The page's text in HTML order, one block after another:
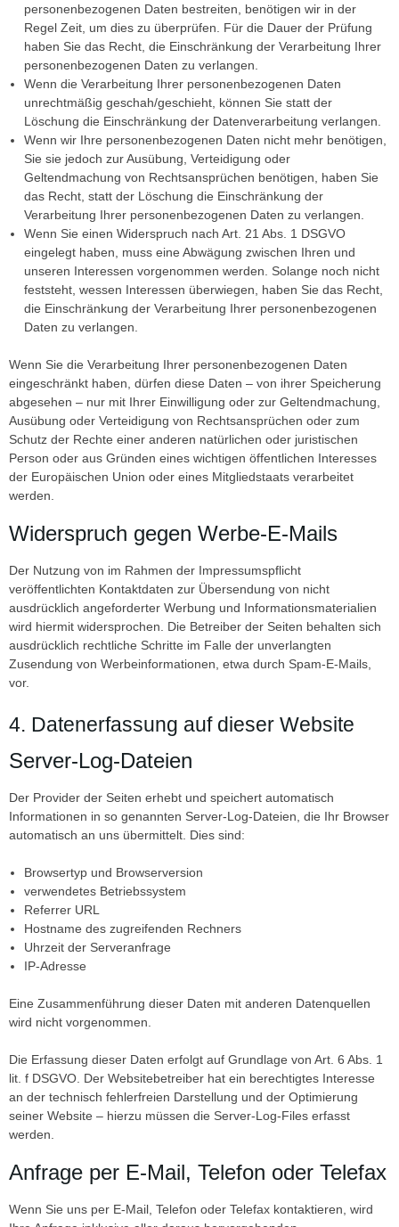
personenbezogenen Daten bestreiten, benötigen wir in der
Regel Zeit, um dies zu überprüfen. Für die Dauer der Prüfung
haben Sie das Recht, die Einschränkung der Verarbeitung Ihrer
personenbezogenen Daten zu verlangen.
Wenn die Verarbeitung Ihrer personenbezogenen Daten
unrechtmäßig geschah/geschieht, können Sie statt der
Löschung die Einschränkung der Datenverarbeitung verlangen.
Wenn wir Ihre personenbezogenen Daten nicht mehr benötigen,
Sie sie jedoch zur Ausübung, Verteidigung oder
Geltendmachung von Rechtsansprüchen benötigen, haben Sie
das Recht, statt der Löschung die Einschränkung der
Verarbeitung Ihrer personenbezogenen Daten zu verlangen.
Wenn Sie einen Widerspruch nach Art. 21 Abs. 1 DSGVO
eingelegt haben, muss eine Abwägung zwischen Ihren und
unseren Interessen vorgenommen werden. Solange noch nicht
feststeht, wessen Interessen überwiegen, haben Sie das Recht,
die Einschränkung der Verarbeitung Ihrer personenbezogenen
Daten zu verlangen.
Wenn Sie die Verarbeitung Ihrer personenbezogenen Daten
eingeschränkt haben, dürfen diese Daten – von ihrer Speicherung
abgesehen – nur mit Ihrer Einwilligung oder zur Geltendmachung,
Ausübung oder Verteidigung von Rechtsansprüchen oder zum
Schutz der Rechte einer anderen natürlichen oder juristischen
Person oder aus Gründen eines wichtigen öffentlichen Interesses
der Europäischen Union oder eines Mitgliedstaats verarbeitet
werden.
Widerspruch gegen Werbe-E-Mails
Der Nutzung von im Rahmen der Impressumspflicht
veröffentlichten Kontaktdaten zur Übersendung von nicht
ausdrücklich angeforderter Werbung und Informationsmaterialien
wird hiermit widersprochen. Die Betreiber der Seiten behalten sich
ausdrücklich rechtliche Schritte im Falle der unverlangten
Zusendung von Werbeinformationen, etwa durch Spam-E-Mails,
vor.
4. Datenerfassung auf dieser Website
Server-Log-Dateien
Der Provider der Seiten erhebt und speichert automatisch
Informationen in so genannten Server-Log-Dateien, die Ihr Browser
automatisch an uns übermittelt. Dies sind:
Browsertyp und Browserversion
verwendetes Betriebssystem
Referrer URL
Hostname des zugreifenden Rechners
Uhrzeit der Serveranfrage
IP-Adresse
Eine Zusammenführung dieser Daten mit anderen Datenquellen
wird nicht vorgenommen.
Die Erfassung dieser Daten erfolgt auf Grundlage von Art. 6 Abs. 1
lit. f DSGVO. Der Websitebetreiber hat ein berechtigtes Interesse
an der technisch fehlerfreien Darstellung und der Optimierung
seiner Website – hierzu müssen die Server-Log-Files erfasst
werden.
Anfrage per E-Mail, Telefon oder Telefax
Wenn Sie uns per E-Mail, Telefon oder Telefax kontaktieren, wird